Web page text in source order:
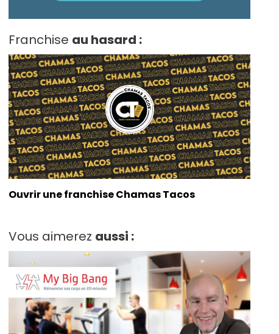
Franchise au hasard :
Ouvrir une franchise Chamas Tacos
Vous aimerez aussi :